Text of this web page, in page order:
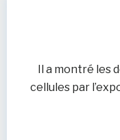
Il a montré les
cellules par